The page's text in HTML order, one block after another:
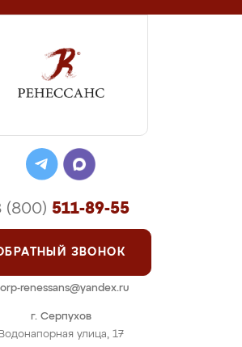
г. Серпухов
Водонапорная улица, 17
(800) 511-89-55
ЗВОНОК
renessans@yandex.ru